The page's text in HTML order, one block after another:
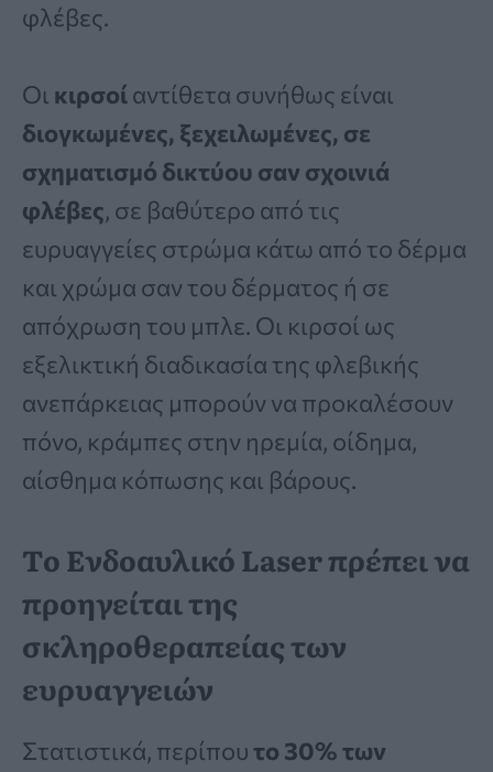
φλέβες.
Οι κιρσοίαντίθετα συνήθως είναι
διογκωμένες, ξεχειλωμένες, σε
σχηματισμό δικτύου σαν σχοινιά
φλέβες, σε βαθύτερο από τις
ευρυαγγείες στρώμα κάτω από το δέρμα
και χρώμα σαν του δέρματος ή σε
απόχρωση του μπλε. Οι κιρσοί ως
εξελικτική διαδικασία της φλεβικής
ανεπάρκειας μπορούν να προκαλέσουν
πόνο, κράμπες στην ηρεμία, οίδημα,
αίσθημα κόπωσης και βάρους.
Tο Ενδοαυλικό Laser πρέπει να
προηγείται της
σκληροθεραπείας των
ευρυαγγειών
Στατιστικά, περίπουτο 30% των